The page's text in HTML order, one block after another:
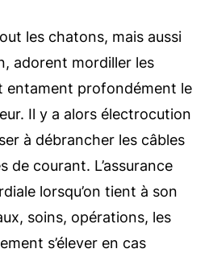
les chatons, mais aussi
adorent mordiller les
entament profondément le
Il y a alors électrocution
à débrancher les câbles
de courant. L’assurance
lorsqu’on tient à son
soins, opérations, les
s’élever en cas